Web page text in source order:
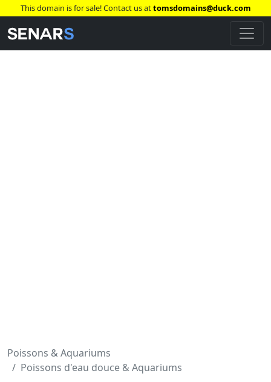
This domain is for sale! Contact us attomsdomains@duck.com
Poissons & Aquariums
Poissons d'eau douce & Aquariums